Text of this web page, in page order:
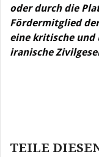
oder durch die
Fördermitglied
eine kritische und
iranische
TEILE